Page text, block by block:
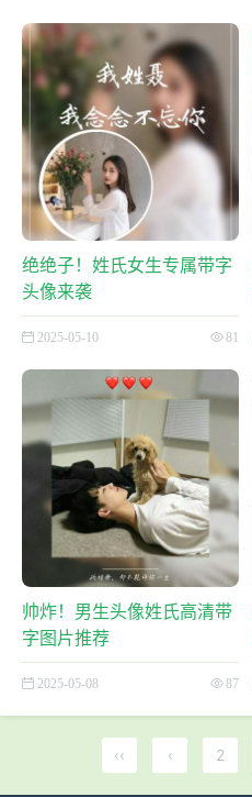
绝绝子！姓氏女生专属带字
头像来袭
2025-05-10 81
帅炸！男生头像姓氏高清带
字图片推荐
2025-05-08 87
‹‹ ‹ 2